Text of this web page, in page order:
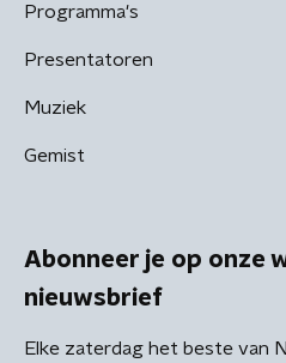
Programma's
Presentatoren
Muziek
Gemist
Abonneer je op onze
nieuwsbrief
Elke zaterdag het beste van